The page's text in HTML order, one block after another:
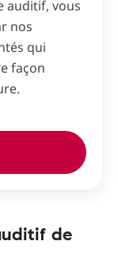
auditif, vous
nos
qui
façon
de